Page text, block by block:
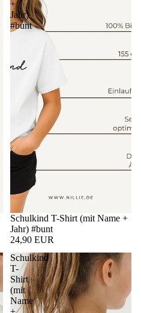
+
Jahr)
#bunt
Schulkind T-Shirt (mit Name +
Jahr) #bunt
24,90 EUR
Schulkind
T-
Shirt
(mit
Name